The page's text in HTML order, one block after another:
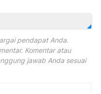
pendapat Anda.
Komentar atau
jawab Anda sesuai